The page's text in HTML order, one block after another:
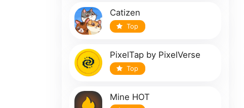
Catizen
Top
PixelTap by PixelVerse
Top
Mine HOT